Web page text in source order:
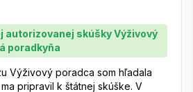
autorizovanej skúšky Výživový
poradkyňa
Výživový poradca som hľadala
pripravil k štátnej skúške. V